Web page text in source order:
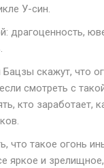
У-син.
драгоценность,
скажут, что
смотреть с
кто заработает,
что такое огонь
яркое и